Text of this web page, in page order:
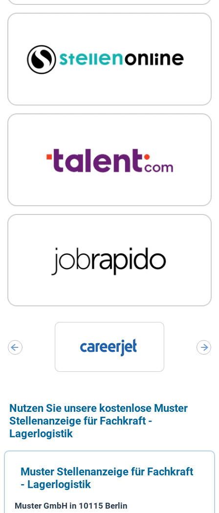
Nutzen Sie unsere kostenlose Muster
Stellenanzeige für Fachkraft -
Lagerlogistik
Muster Stellenanzeige für Fachkraft
- Lagerlogistik
Muster GmbH in 10115 Berlin